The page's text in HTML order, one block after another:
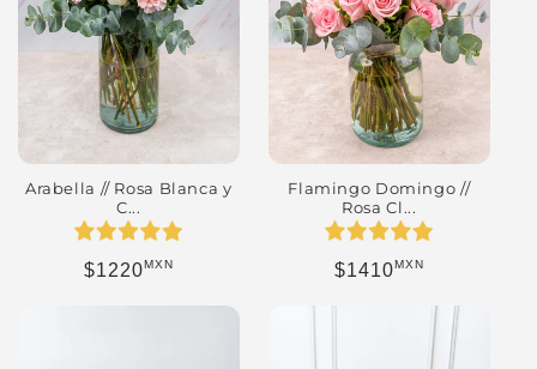
Arabella // Rosa Blanca y
C...
Precio habitual
$1220MXN
Flamingo Domingo //
Rosa Cl...
Precio habitual
$1410MXN